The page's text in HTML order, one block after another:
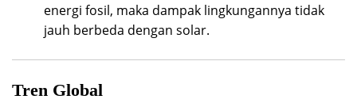
energi fosil, maka dampak lingkungannya tidak
jauh berbeda dengan solar.
Tren Global